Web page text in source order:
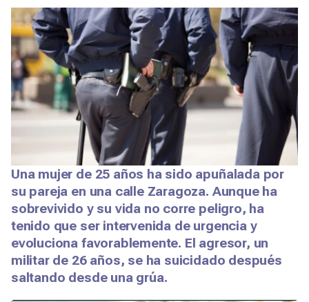
Una mujer de 25 años ha sido apuñalada por
su pareja en una calle Zaragoza. Aunque ha
sobrevivido y su vida no corre peligro, ha
tenido que ser intervenida de urgencia y
evoluciona favorablemente. El agresor, un
militar de 26 años, se ha suicidado después
saltando desde una grúa.